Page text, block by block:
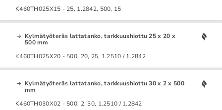
K460TH025X15 - 25, 1.2842, 500, 15
Kylmätyöteräs lattatanko, tarkkuushiottu 25 x 20 x
500 mm
K460TH025X20 - 500, 20, 25, 1.2510 / 1.2842
Kylmätyöteräs lattatanko, tarkkuushiottu 30 x 2 x 500
mm
K460TH030X02 - 500, 2, 30, 1.2510 / 1.2842